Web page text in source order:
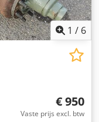
1 / 6
€ 950
Vaste prijs excl. btw